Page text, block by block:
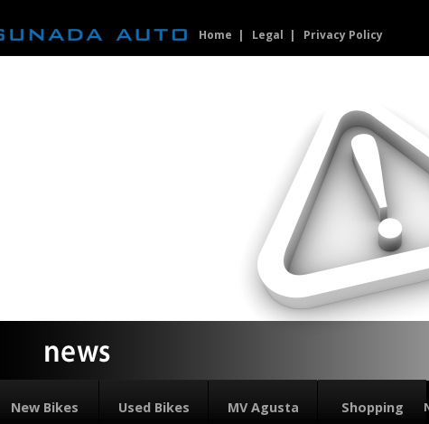
Home Legal Privacy Policy
New Bikes Used Bikes MV Agusta Shopping